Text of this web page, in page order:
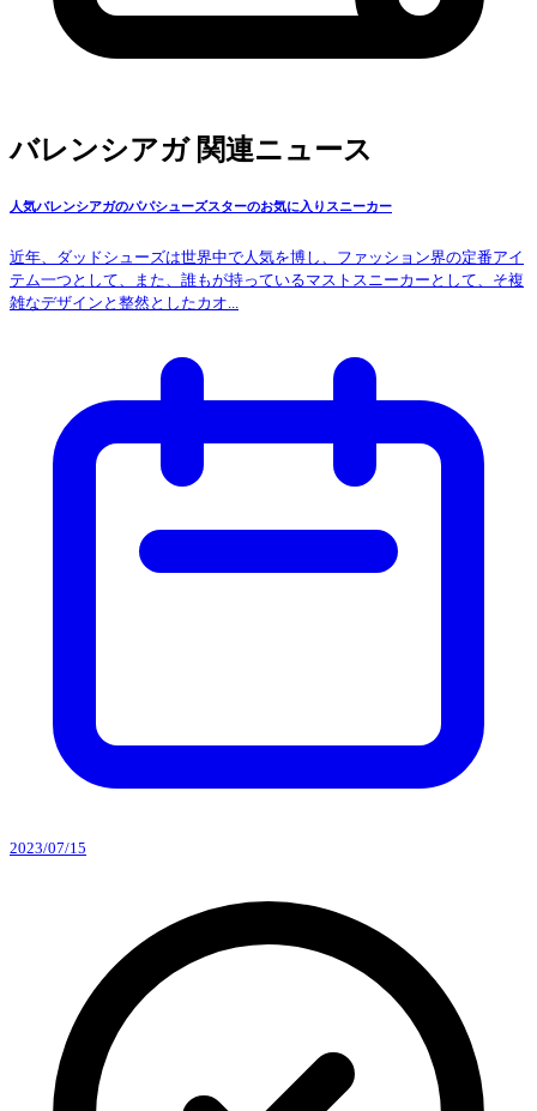
バレンシアガ 関連ニュース
人気バレンシアガのパパシューズスターのお気に入りスニーカー
近年、ダッドシューズは世界中で人気を博し、ファッション界の定番アイ
テム一つとして、また、誰もが持っているマストスニーカーとして、そ複
雑なデザインと整然としたカオ...
2023/07/15